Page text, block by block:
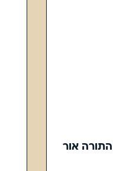
אור